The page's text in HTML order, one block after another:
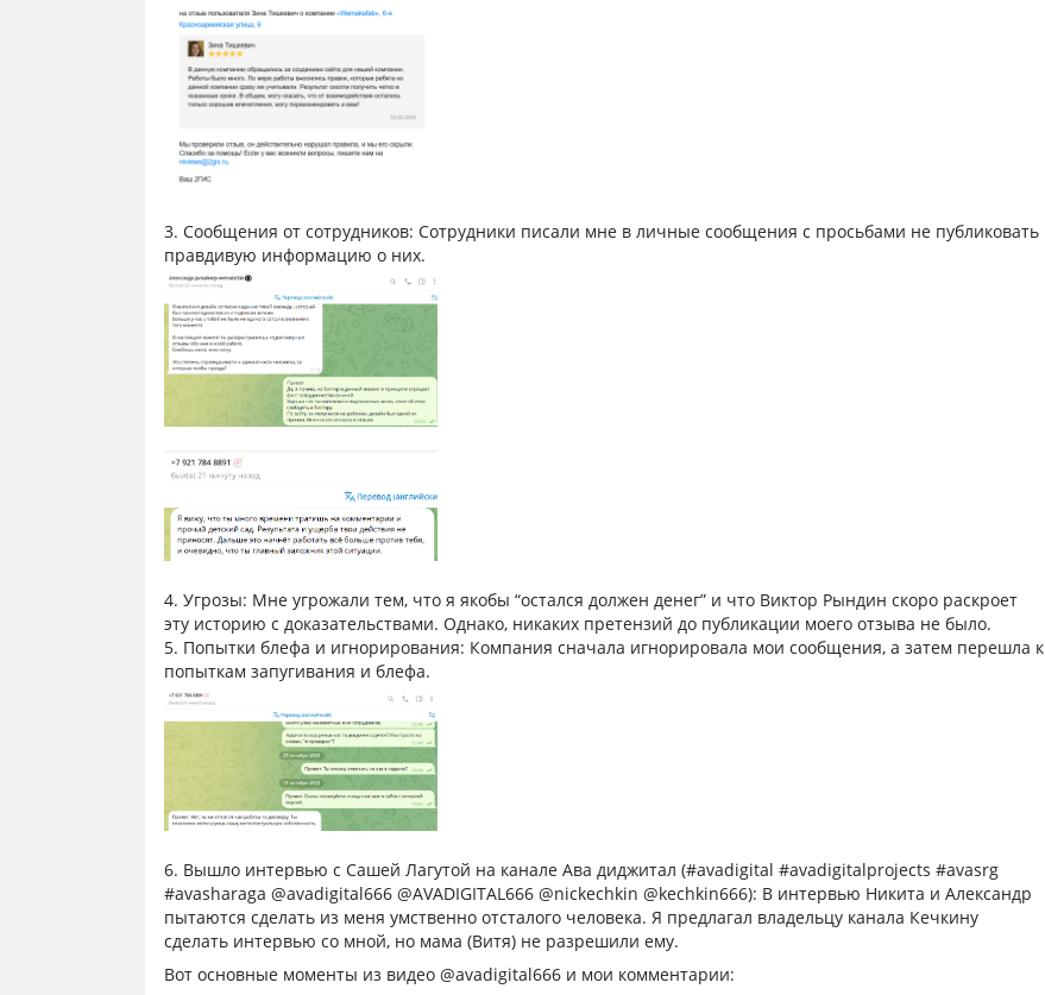
3. Сообщения от сотрудников: Сотрудники писали мне в личные сообщения с просьбами не публиковать
правдивую информацию о них.
4. Угрозы: Мне угрожали тем, что я якобы “остался должен денег” и что Виктор Рындин скоро раскроет
эту историю с доказательствами. Однако, никаких претензий до публикации моего отзыва не было.
5. Попытки блефа и игнорирования: Компания сначала игнорировала мои сообщения, а затем перешла к
попыткам запугивания и блефа.
6. Вышло интервью с Сашей Лагутой на канале Ава диджитал (#avadigital #avadigitalprojects #avasrg
#avasharaga @avadigital666 @AVADIGITAL666 @nickechkin @kechkin666): В интервью Никита и Александр
пытаются сделать из меня умственно отсталого человека. Я предлагал владельцу канала Кечкину
сделать интервью со мной, но мама (Витя) не разрешили ему.
Вот основные моменты из видео @avadigital666 и мои комментарии: